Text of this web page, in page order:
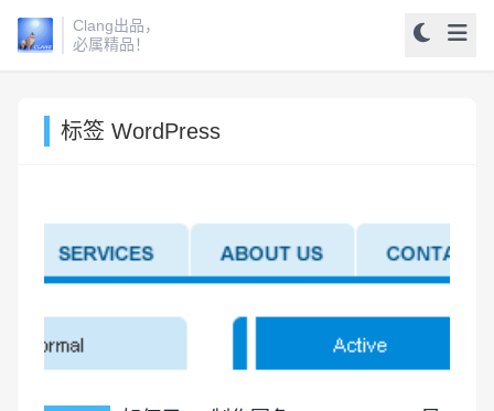
Clang出品，
必属精品！
标签 WordPress